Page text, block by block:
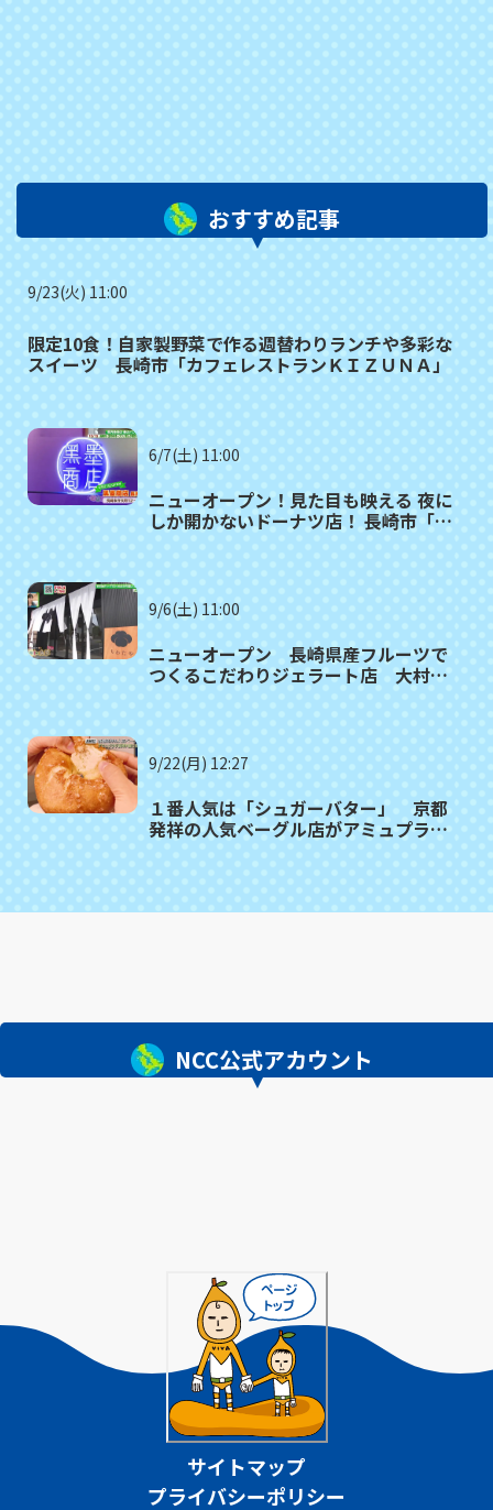
おすすめ記事
9/23(火) 11:00
限定10食！自家製野菜で作る週替わりランチや多彩な
スイーツ 長崎市「カフェレストランＫＩＺＵＮＡ」
6/7(土) 11:00
ニューオープン！見た目も映える 夜に
しか開かないドーナツ店！ 長崎市「黒
9/6(土) 11:00
ニューオープン 長崎県産フルーツで
つくるこだわりジェラート店 大村市
9/22(月) 12:27
１番人気は「シュガーバター」 京都
発祥の人気ベーグル店がアミュプラザ
NCC公式アカウント
サイトマップ
プライバシーポリシー